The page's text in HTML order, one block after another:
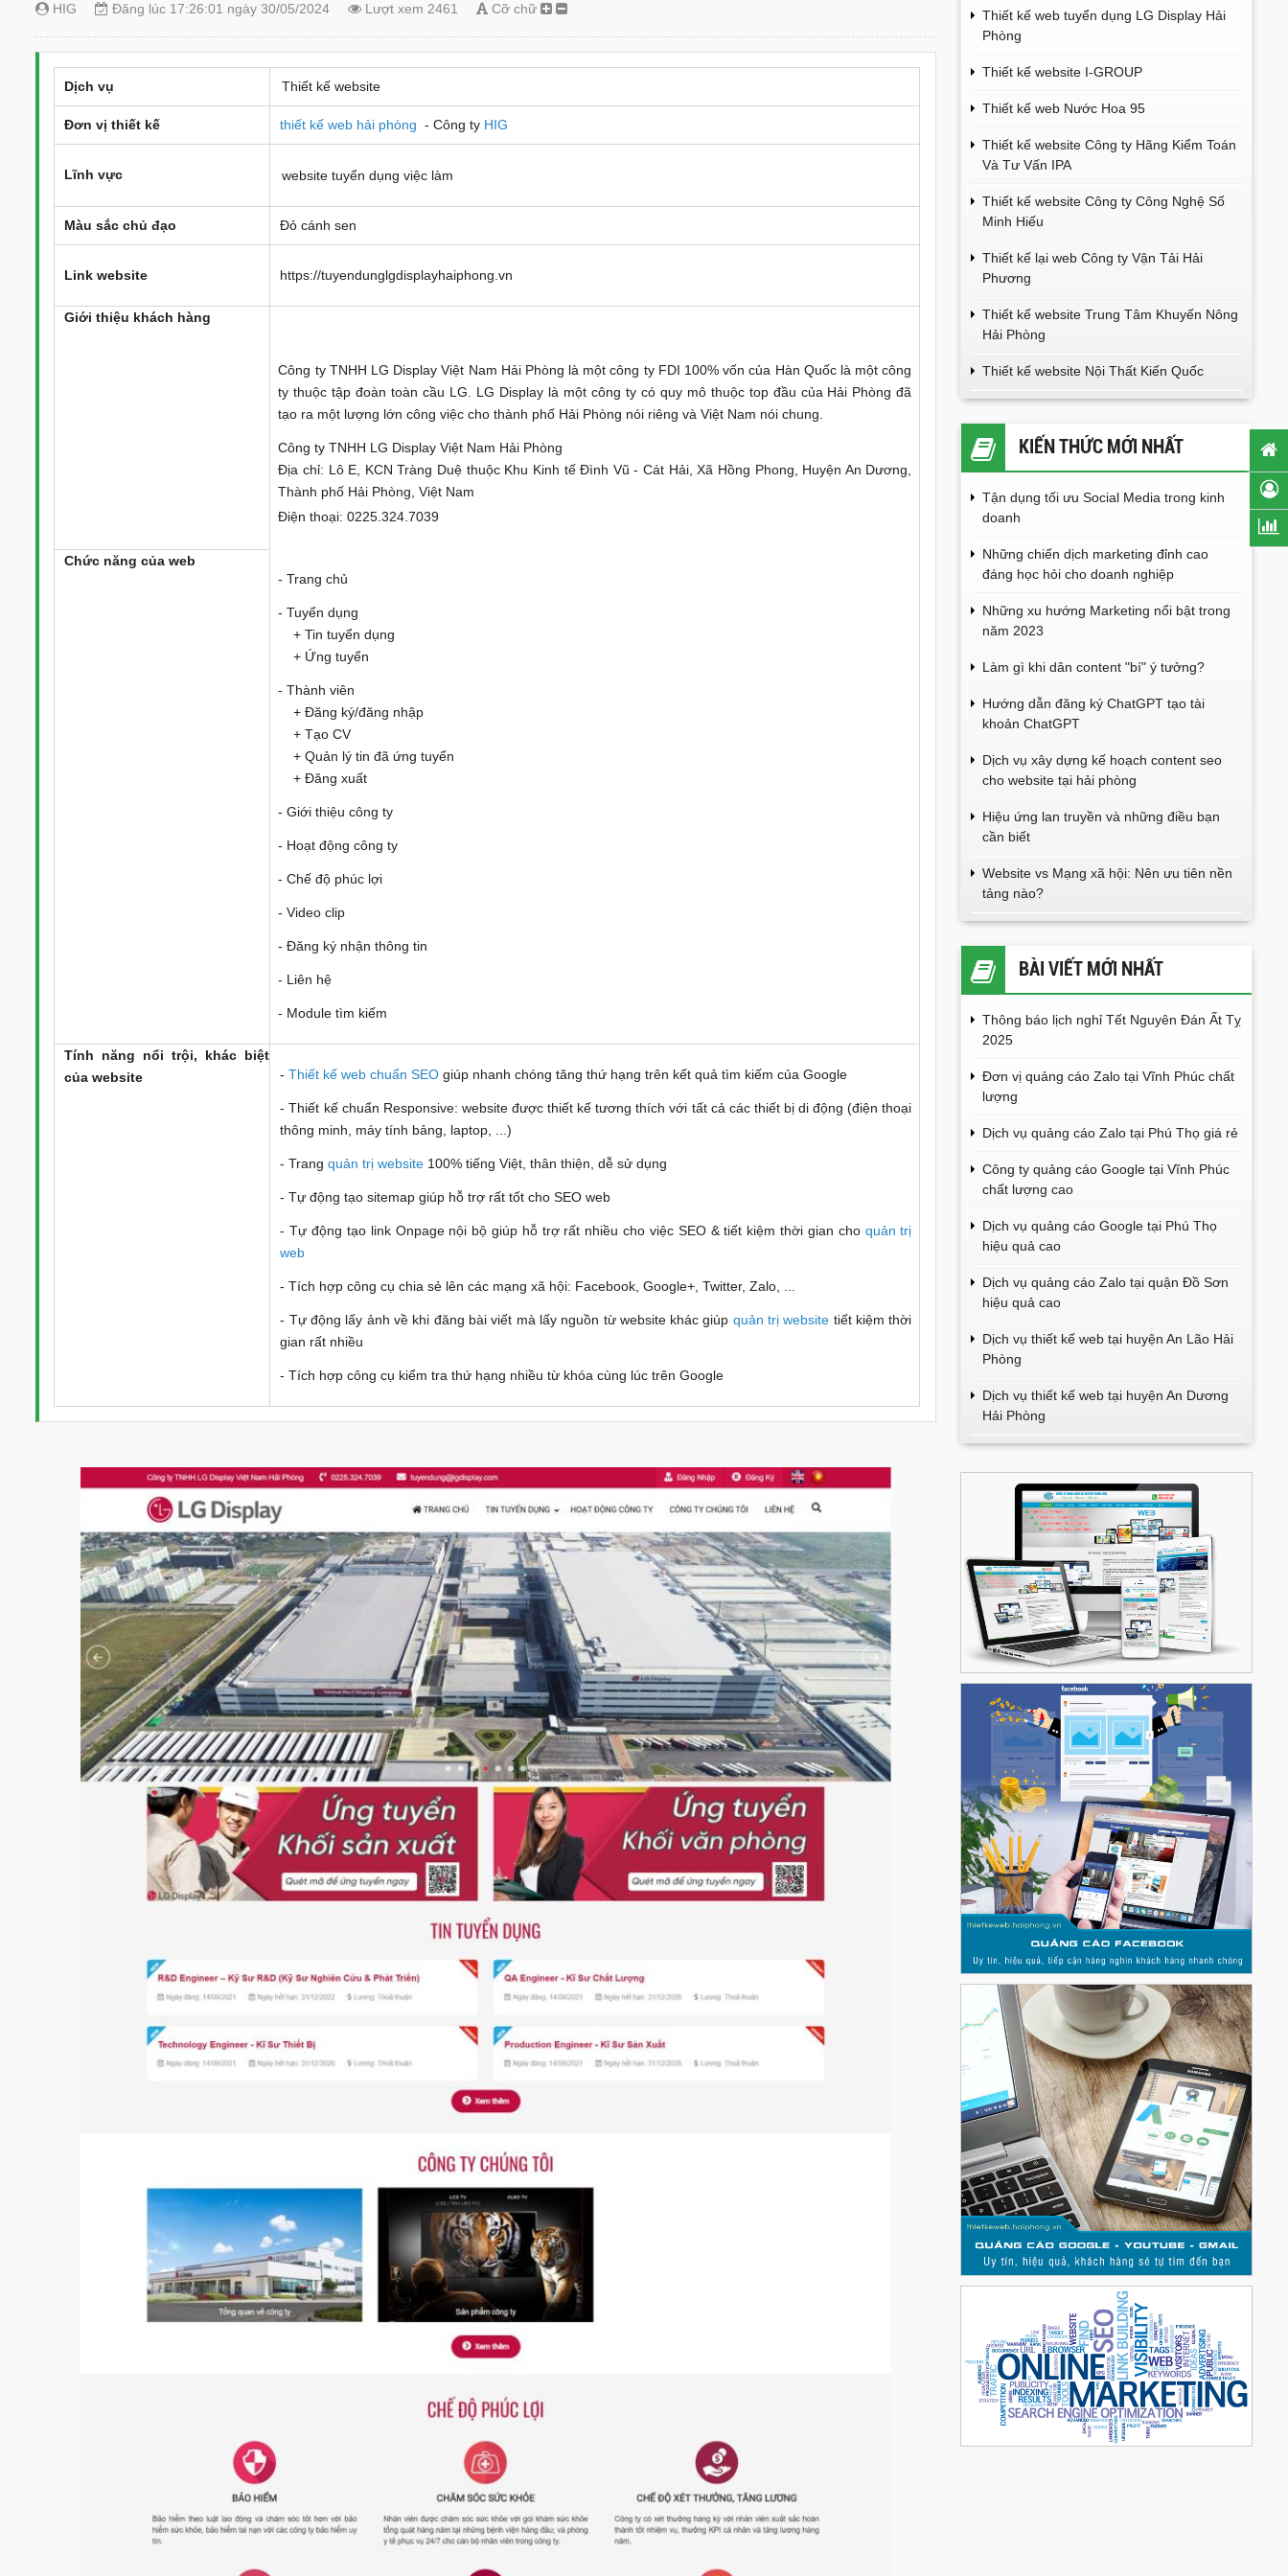
HIG Đăng lúc 17:26:01 ngày 30/05/2024 Lượt xem 2461 Cỡ chữ
Dịch vụ Thiết kế website
Đơn vị thiết kế thiết kế web hải phòng - Công ty HIG
Lĩnh vực website tuyển dụng việc làm
Màu sắc chủ đạo Đỏ cánh sen
Link website https://tuyendunglgdisplayhaiphong.vn
Giới thiệu khách hàng
Công ty TNHH LG Display Việt Nam Hải Phòng là một công ty FDI 100% vốn của Hàn Quốc là một công
ty thuộc tập đoàn toàn cầu LG. LG Display là một công ty có quy mô thuộc top đầu của Hải Phòng đã
tạo ra một lượng lớn công việc cho thành phố Hải Phòng nói riêng và Việt Nam nói chung.
Công ty TNHH LG Display Việt Nam Hải Phòng
Địa chỉ: Lô E, KCN Tràng Duệ thuộc Khu Kinh tế Đình Vũ - Cát Hải, Xã Hồng Phong, Huyện An Dương,
Thành phố Hải Phòng, Việt Nam
Điện thoại: 0225.324.7039
Chức năng của web
- Trang chủ
- Tuyển dụng
+ Tin tuyển dụng
+ Ứng tuyển
- Thành viên
+ Đăng ký/đăng nhập
+ Tạo CV
+ Quản lý tin đã ứng tuyển
+ Đăng xuất
- Giới thiệu công ty
- Hoạt động công ty
- Chế độ phúc lợi
- Video clip
- Đăng ký nhận thông tin
- Liên hệ
- Module tìm kiếm
Tính năng nổi trội, khác biệt
của website
-Thiết kế web chuẩn SEO giúp nhanh chóng tăng thứ hạng trên kết quả tìm kiếm của Google
- Thiết kế chuẩn Responsive: website được thiết kế tương thích với tất cả các thiết bị di động (điện thoại
thông minh, máy tính bảng, laptop, ...)
- Trangquản trị website 100% tiếng Việt, thân thiện, dễ sử dụng
- Tự động tạo sitemap giúp hỗ trợ rất tốt cho SEO web
- Tự động tạo link Onpage nội bộ giúp hỗ trợ rất nhiều cho việc SEO & tiết kiệm thời gian cho quản trị
web
- Tích hợp công cụ chia sẻ lên các mạng xã hội: Facebook, Google+, Twitter, Zalo, ...
- Tự động lấy ảnh về khi đăng bài viết mà lấy nguồn từ website khác giúp quản trị website tiết kiệm thời
gian rất nhiều
- Tích hợp công cụ kiểm tra thứ hạng nhiều từ khóa cùng lúc trên Google
Thiết kế web tuyển dụng LG Display Hải
Phòng
Thiết kế website I-GROUP
Thiết kế web Nước Hoa 95
Thiết kế website Công ty Hãng Kiểm Toán
Và Tư Vấn IPA
Thiết kế website Công ty Công Nghệ Số
Minh Hiếu
Thiết kế lại web Công ty Vận Tải Hải
Phương
Thiết kế website Trung Tâm Khuyến Nông
Hải Phòng
Thiết kế website Nội Thất Kiến Quốc
KIẾN THỨC MỚI NHẤT
Tận dụng tối ưu Social Media trong kinh
doanh
Những chiến dịch marketing đỉnh cao
đáng học hỏi cho doanh nghiệp
Những xu hướng Marketing nổi bật trong
năm 2023
Làm gì khi dân content "bí" ý tưởng?
Hướng dẫn đăng ký ChatGPT tạo tài
khoản ChatGPT
Dịch vụ xây dựng kế hoạch content seo
cho website tại hải phòng
Hiệu ứng lan truyền và những điều bạn
cần biết
Website vs Mạng xã hội: Nên ưu tiên nền
tảng nào?
BÀI VIẾT MỚI NHẤT
Thông báo lịch nghỉ Tết Nguyên Đán Ất Tỵ
2025
Đơn vị quảng cáo Zalo tại Vĩnh Phúc chất
lượng
Dịch vụ quảng cáo Zalo tại Phú Thọ giá rẻ
Công ty quảng cáo Google tại Vĩnh Phúc
chất lượng cao
Dịch vụ quảng cáo Google tại Phú Thọ
hiệu quả cao
Dịch vụ quảng cáo Zalo tại quận Đồ Sơn
hiệu quả cao
Dịch vụ thiết kế web tại huyện An Lão Hải
Phòng
Dịch vụ thiết kế web tại huyện An Dương
Hải Phòng